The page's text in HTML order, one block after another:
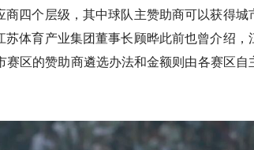
四个层级，其中球队主赞助商可以获得城
体育产业集团董事长顾晔此前也曾介绍，
区的赞助商遴选办法和金额则由各赛区自